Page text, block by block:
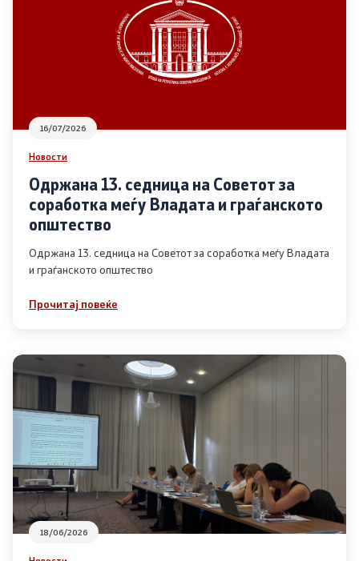
Извештаи
Список на ОЈИ
Контакт
Контакт
Линкови
Изјава за пристапност
Со еден клик до сите услуги
16/07/2026
Новости
Одржана 13. седница на Советот за
соработка меѓу Владата и граѓанското
општество
Одржана 13. седница на Советот за соработка меѓу Владата
и граѓанското општество
Прочитај повеќе
18/06/2026